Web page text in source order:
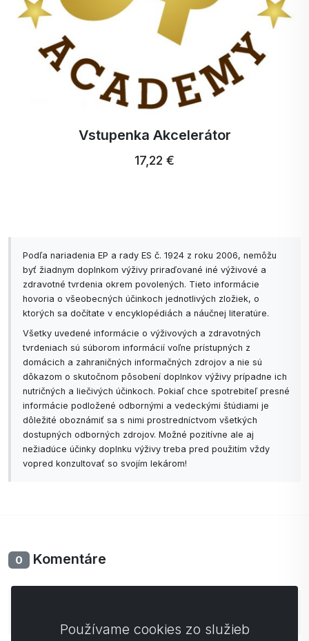
Vstupenka Akcelerátor
17,22 €
Podľa nariadenia EP a rady ES č. 1924 z roku 2006, nemôžu
byť žiadnym doplnkom výživy priraďované iné výživové a
zdravotné tvrdenia okrem povolených. Tieto informácie
hovoria o všeobecných účinkoch jednotlivých zložiek, o
ktorých sa dočítate v encyklopédiách a náučnej literatúre.
Všetky uvedené informácie o výživových a zdravotných
tvrdeniach sú súborom informácií voľne prístupných z
domácich a zahraničných informačných zdrojov a nie sú
dôkazom o skutočnom pôsobení doplnkov výživy prípadne ich
nutričných a liečivých účinkoch. Pokiaľ chce spotrebiteľ presné
informácie podložené odbornými a vedeckými štúdiami je
dôležité oboznámiť sa s nimi prostredníctvom všetkých
dostupných odborných zdrojov. Možné pozitívne ale aj
nežiadúce účinky doplnku výživy treba pred použitím vždy
vopred konzultovať so svojím lekárom!
0 Komentáre
Používame cookies zo služieb